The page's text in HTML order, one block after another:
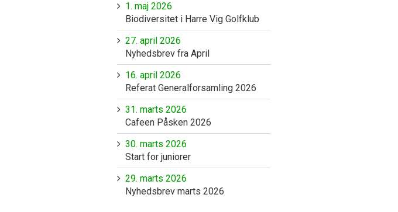
1. maj 2026
Biodiversitet i Harre Vig Golfklub
27. april 2026
Nyhedsbrev fra April
16. april 2026
Referat Generalforsamling 2026
31. marts 2026
Cafeen Påsken 2026
30. marts 2026
Start for juniorer
29. marts 2026
Nyhedsbrev marts 2026